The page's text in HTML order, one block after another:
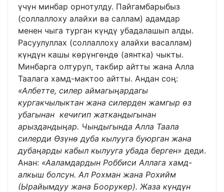
үчүн минбар орнотулду. Пайгамбарыбыз
(соллаллоху алайхи ва саллам) адамдар
менен чыга турган күндү убадалашып алды.
Расуулуллах (соллаллоху алайхи васаллам)
күндүн кашы көрүнгөндө (аянтка) чыкты.
Минбарга олтуруп, такбир айтты жана Алла
Таалага хамд-мактоо айтты. Андан соң:
«Албетте, силер аймагыңардагы
кургакчылыктан жана силерден жамгыр өз
убагынан кечигип жаткандыгынан
арыздандыңар. Чындыгында Алла Таала
силерди Өзүнө дуба кылууга буюрган жана
дубаңарды кабыл кылууга убада берген» деди.
Анан: «Ааламдардын Роббиси Аллага хамд-
алкыш болсун. Ал Рохман жана Рохийм
(Ырайымдуу жана Боорукер). Жаза күндүн